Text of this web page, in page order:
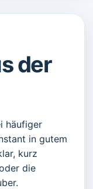
der
häufiger
in gutem
kurz
die